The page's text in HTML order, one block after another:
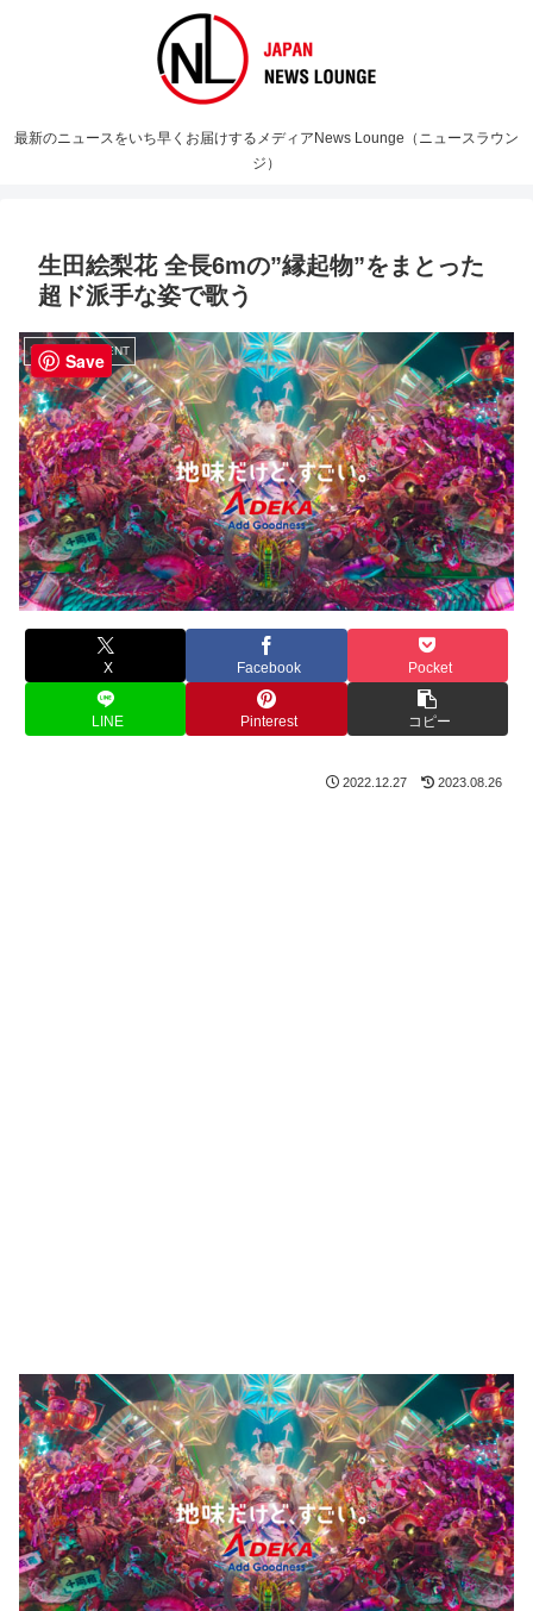
最新のニュースをいち早くお届けするメディアNews Lounge（ニュースラウン
ジ）
生田絵梨花 全長6mの”縁起物”をまとった
超ド派手な姿で歌う
ENTERTAINMENT
X Facebook Pocket
LINE Pinterest コピー
2022.12.27 2023.08.26
Save